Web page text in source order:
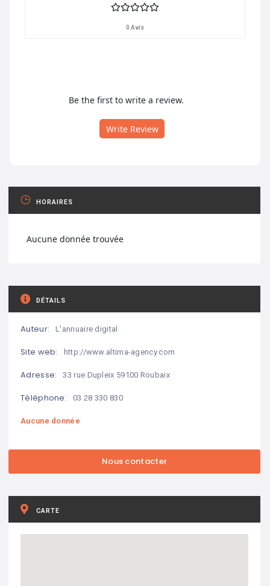
0 Avis
Be the first to write a review.
Write Review
HORAIRES
Aucune donnée trouvée
DÉTAILS
Auteur: L'annuaire digital
Site web: http://www.altima-agency.com
Adresse: 33 rue Dupleix 59100 Roubaix
Téléphone: 03 28 330 830
Aucune donnée
CARTE